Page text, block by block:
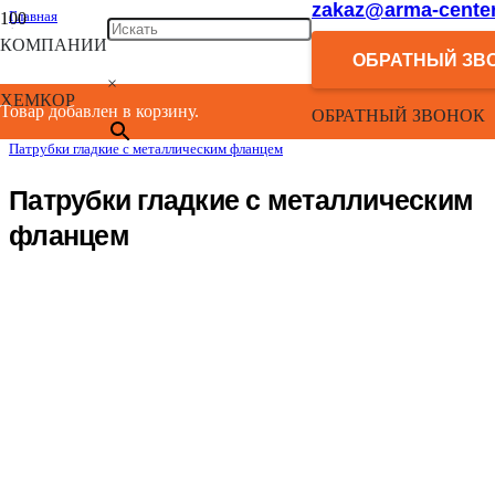
КОМПАНИИ
ХЕМКОР
×
zakaz@arma-
ОБРАТНЫЙ
ОБРАТНЫЙ ЗВОНОК
Товар добавлен в корзину.
Главная
/
Каталог
Внутренняя канализация НПВХ
/
Напорные фасонные изделия
Патрубки гладкие с металлическим фланцем
Патрубки гладкие с металлическим
фланцем